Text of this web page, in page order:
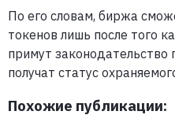
По его словам, биржа
токенов лишь после того
примут
получат статус
Похожие публикации: